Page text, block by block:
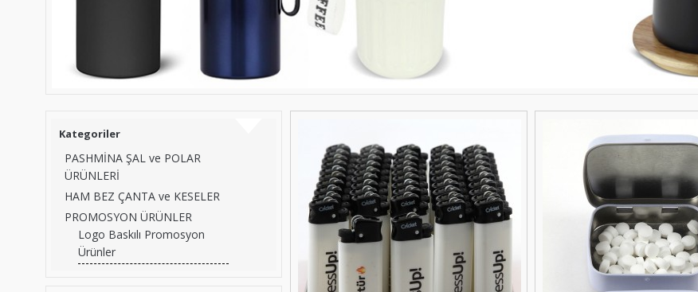
Kategoriler
PASHMİNA ŞAL ve POLAR
ÜRÜNLERİ
HAM BEZ ÇANTA ve KESELER
PROMOSYON ÜRÜNLER
Logo Baskılı Promosyon
Ürünler